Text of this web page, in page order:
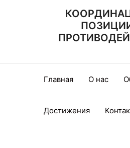
Главная О нас
Достижения